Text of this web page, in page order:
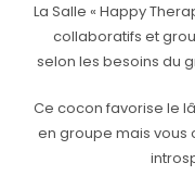
La Salle « Happy
collaboratifs et
selon les besoins du
Ce cocon favorise le
en groupe mais vous